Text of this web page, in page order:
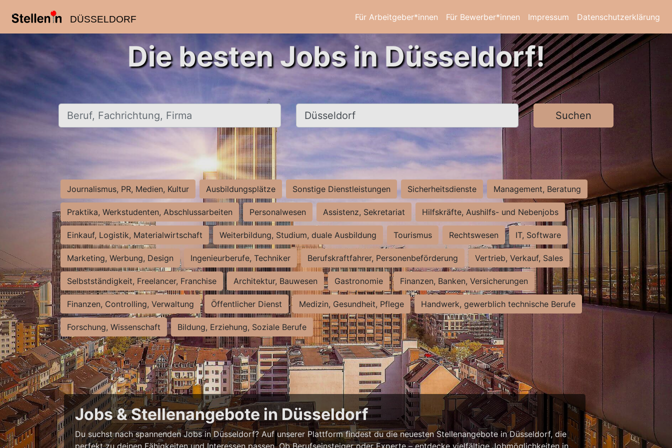
DÜSSELDORF Für Arbeitgeber*innen Für Bewerber*innen Impressum Datenschutzerklärung
Die besten Jobs in Düsseldorf!
Beruf, Fachrichtung, Firma Ort, Stadt Suchen
Journalismus, PR, Medien, Kultur Ausbildungsplätze Sonstige Dienstleistungen Sicherheitsdienste Management, Beratung
Praktika, Werkstudenten, Abschlussarbeiten Personalwesen Assistenz, Sekretariat Hilfskräfte, Aushilfs- und Nebenjobs
Einkauf, Logistik, Materialwirtschaft Weiterbildung, Studium, duale Ausbildung Tourismus Rechtswesen IT, Software
Marketing, Werbung, Design Ingenieurberufe, Techniker Berufskraftfahrer, Personenbeförderung Vertrieb, Verkauf, Sales
Selbstständigkeit, Freelancer, Franchise Architektur, Bauwesen Gastronomie Finanzen, Banken, Versicherungen
Finanzen, Controlling, Verwaltung Öffentlicher Dienst Medizin, Gesundheit, Pflege Handwerk, gewerblich technische Berufe
Forschung, Wissenschaft Bildung, Erziehung, Soziale Berufe
Jobs & Stellenangebote in Düsseldorf
Du suchst nach spannenden Jobs in Düsseldorf? Auf unserer Plattform findest du die neuesten Stellenangebote in Düsseldorf, die